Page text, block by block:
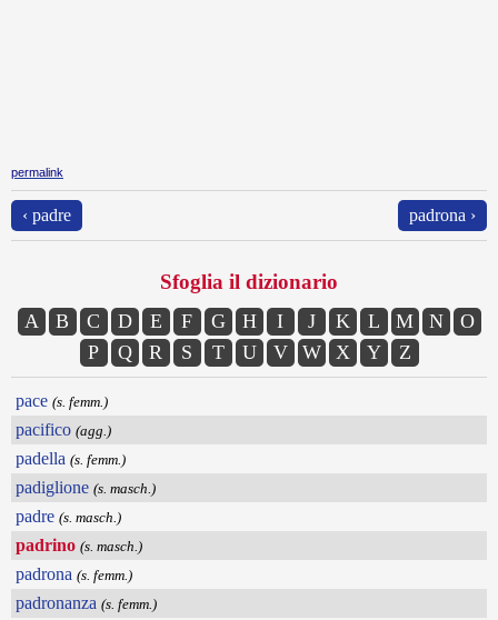
permalink
‹ padre padrona ›
Sfoglia il dizionario
A B C D E F G H I J K L M N
O
P
Q R S T U V W X Y Z
pace (s. femm.)
pacifico (agg.)
padella (s. femm.)
padiglione (s. masch.)
padre (s. masch.)
padrino (s. masch.)
padrona (s. femm.)
padronanza (s. femm.)